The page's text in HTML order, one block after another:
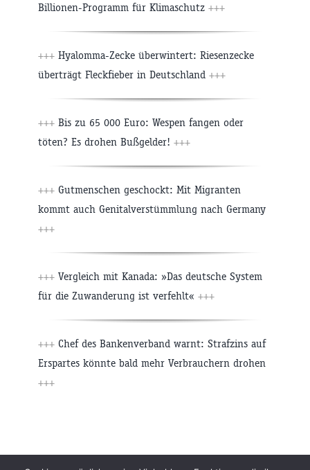
Billionen-Programm für Klimaschutz +++
+++ Hyalomma-Zecke überwintert: Riesenzecke
überträgt Fleckfieber in Deutschland +++
+++ Bis zu 65 000 Euro: Wespen fangen oder
töten? Es drohen Bußgelder! +++
+++ Gutmenschen geschockt: Mit Migranten
kommt auch Genitalverstümmlung nach Germany
+++
+++ Vergleich mit Kanada: »Das deutsche System
für die Zuwanderung ist verfehlt« +++
+++ Chef des Bankenverband warnt: Strafzins auf
Erspartes könnte bald mehr Verbrauchern drohen
+++